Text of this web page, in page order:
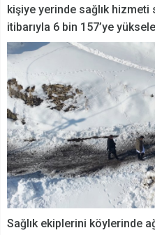
kişiye yerinde sağlık hizmeti
itibarıyla 6 bin 157’ye
Sağlık ekiplerini köylerinde